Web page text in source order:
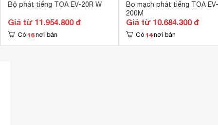
Bộ phát tiếng TOA EV-20R W
Giá từ 11.954.800 đ
Có 16 nơi bán
Bo mạch phát tiếng TOA EV-
200M
Giá từ 10.684.300 đ
Có 14 nơi bán